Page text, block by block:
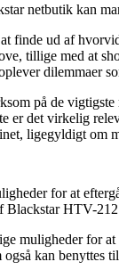
netbutik kan
finde ud af
tillige med at
dilemmaer
på de
er det virkelig
ligegyldigt om
for at
Blackstar HTV-
muligheder for
kan benyttes